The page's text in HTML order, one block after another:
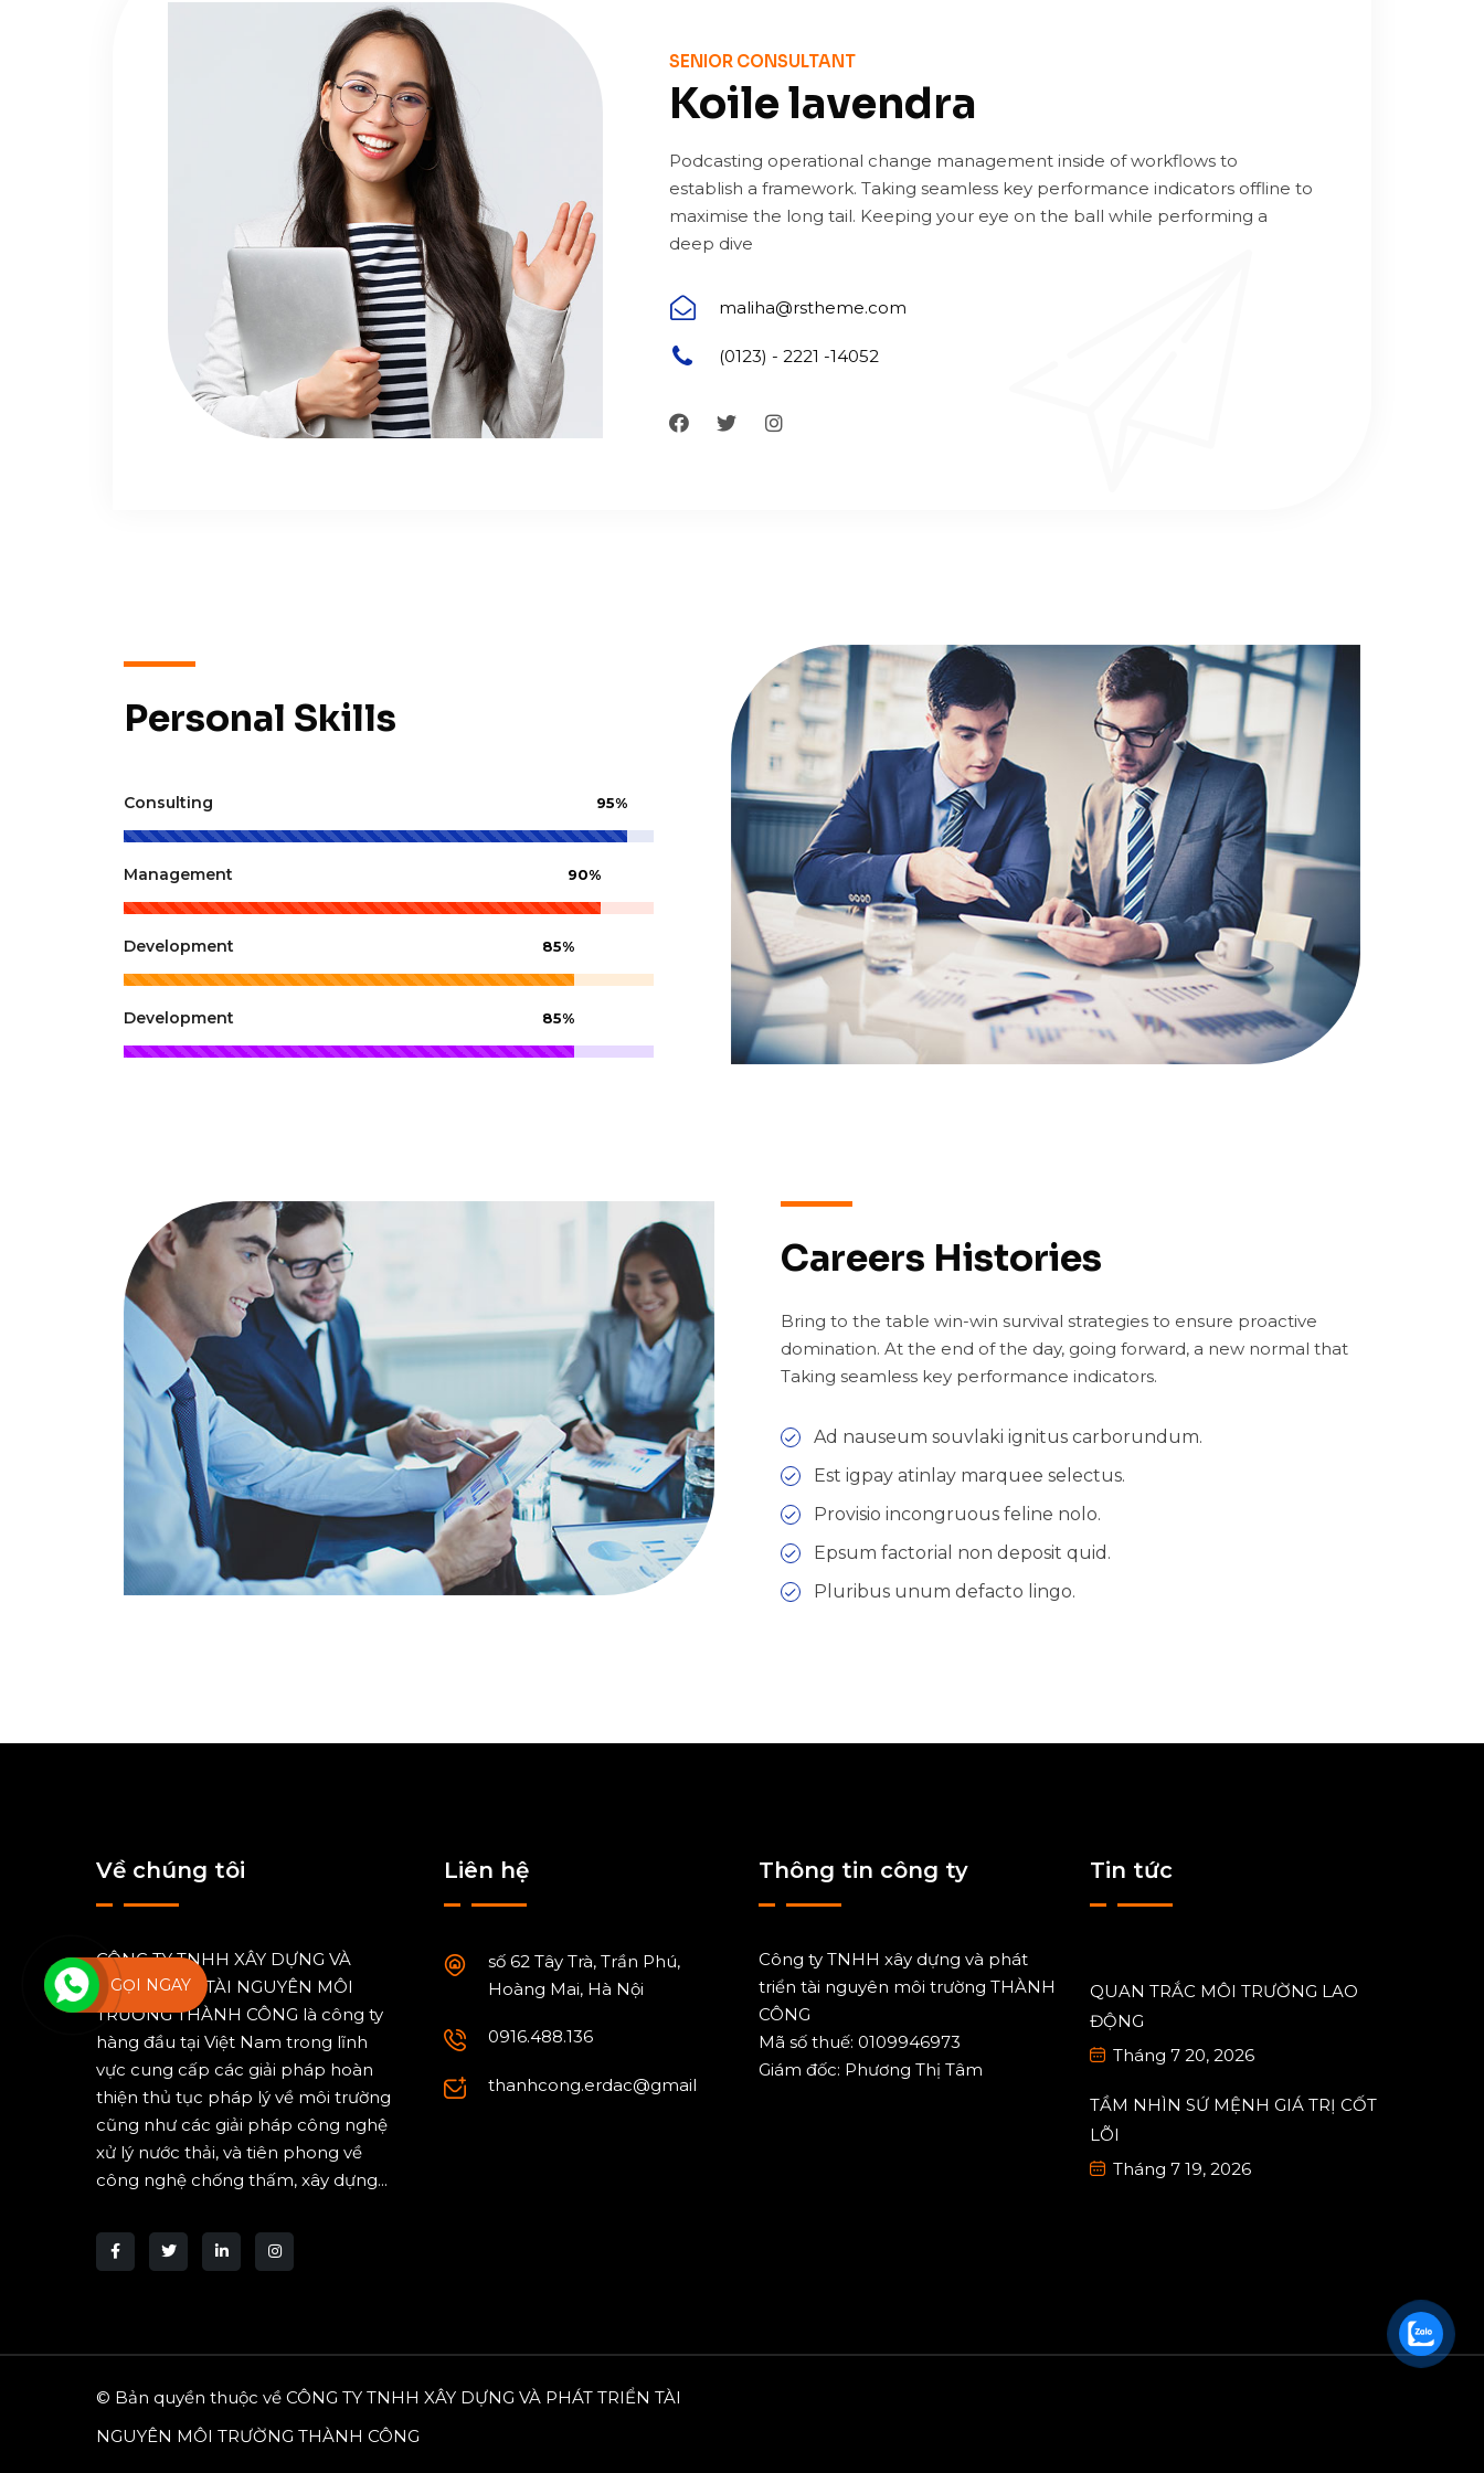
SENIOR CONSULTANT
Koile lavendra
Podcasting operational change management inside of workflows to
establish a framework. Taking seamless key performance indicators offline to
maximise the long tail. Keeping your eye on the ball while performing a
deep dive
maliha@rstheme.com
(0123) - 2221 -14052
Personal Skills
Consulting 95%
Management 90%
Development 85%
Development 85%
Careers Histories
Bring to the table win-win survival strategies to ensure proactive
domination. At the end of the day, going forward, a new normal that
Taking seamless key performance indicators.
Ad nauseum souvlaki ignitus carborundum.
Est igpay atinlay marquee selectus.
Provisio incongruous feline nolo.
Epsum factorial non deposit quid.
Pluribus unum defacto lingo.
Về chúng tôi
CÔNG TY TNHH XÂY DỰNG VÀ
PHÁT TRIỂN TÀI NGUYÊN MÔI
TRƯỜNG THÀNH CÔNG là công ty
hàng đầu tại Việt Nam trong lĩnh
vực cung cấp các giải pháp hoàn
thiện thủ tục pháp lý về môi trường
cũng như các giải pháp công nghệ
xử lý nước thải, và tiên phong về
công nghệ chống thấm, xây dựng...
Liên hệ
số 62 Tây Trà, Trần Phú,
Hoàng Mai, Hà Nội
0916.488.136
thanhcong.erdac@gmail.com
Thông tin công ty
Công ty TNHH xây dựng và phát
triển tài nguyên môi trường THÀNH
CÔNG
Mã số thuế: 0109946973
Giám đốc: Phương Thị Tâm
Tin tức
QUAN TRẮC MÔI TRƯỜNG LAO
ĐỘNG
Tháng 7 20, 2026
TẦM NHÌN SỨ MỆNH GIÁ TRỊ CỐT
LÕI
Tháng 7 19, 2026
© Bản quyền thuộc về CÔNG TY TNHH XÂY DỰNG VÀ PHÁT TRIỂN TÀI
NGUYÊN MÔI TRƯỜNG THÀNH CÔNG
GỌI NGAY